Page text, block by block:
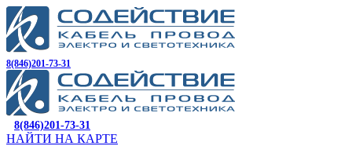
8(846)201-73-31
8(846)201-73-31
НАЙТИ НА КАРТЕ